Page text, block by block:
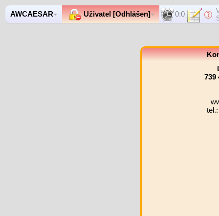
AWCAESAR Uživatel [Odhlášen] 0:0
739